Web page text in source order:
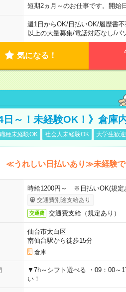
短期2ヵ月～のお仕事です。開
週1日からOK/日払いOK/履歴書不
以上の大量募集/電話対応なし/パ
気になる！
4日～！未経験OK！》倉庫
職種未経験OK 社会人未経験OK 大学生歓迎
≪うれしい日払いあり≫未経験で
時給1200円～ ※日払いOK(規
交通費別途支給あり
交通費 交通費支給（規定あり）
仙台市太白区
南仙台駅から徒歩15分
倉庫
▼7h～シフト選べる ・09：00～
い！